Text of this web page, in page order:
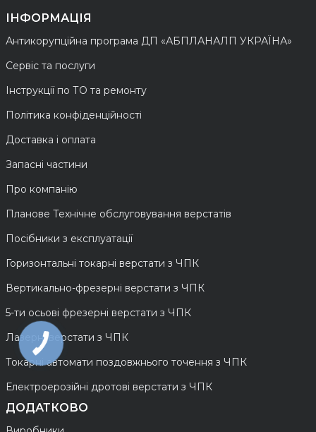
ІНФОРМАЦІЯ
Антикорупційна програма ДП «АБПЛАНАЛП УКРАЇНА»
Сервіс та послуги
Інструкції по ТО та ремонту
Політика конфіденційності
Доставка і оплата
Запасні частини
Про компанію
Планове Технічне обслуговування верстатів
Посібники з експлуатації
Горизонтальні токарні верстати з ЧПК
Вертикально-фрезерні верстати з ЧПК
5-ти осьові фрезерні верстати з ЧПК
Лазерні верстати з ЧПК
Токарні автомати поздовжнього точення з ЧПК
Електроерозійні дротові верстати з ЧПК
ДОДАТКОВО